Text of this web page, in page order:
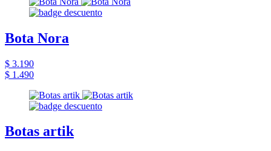
Bota Nora
$ 3.190
$ 1.490
Botas artik